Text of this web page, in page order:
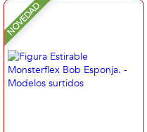
NOVEDAD